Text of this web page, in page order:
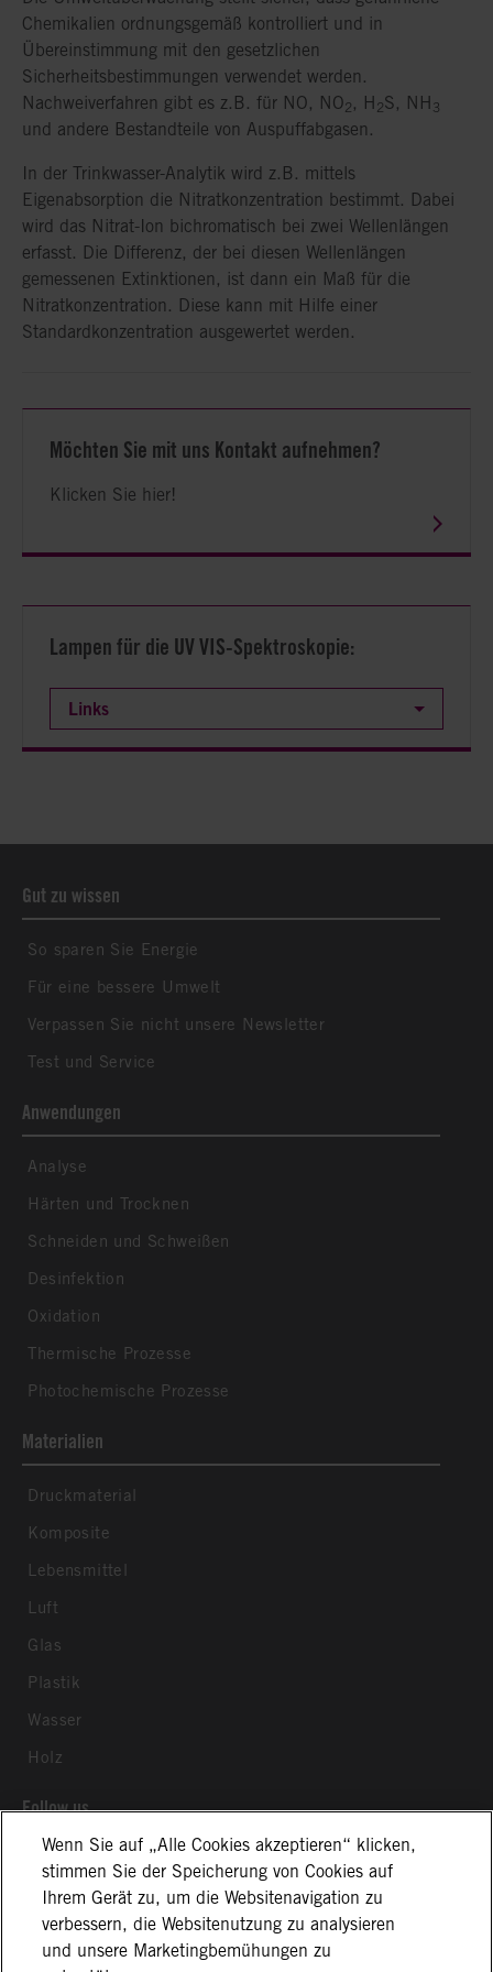
Chemikalien ordnungsgemäß kontrolliert und in
Übereinstimmung mit den gesetzlichen
Sicherheitsbestimmungen verwendet werden.
Nachweiverfahren gibt es z.B. für NO, NO2 , H 2S, NH 3
und andere Bestandteile von Auspuffabgasen.
In der Trinkwasser-Analytik wird z.B. mittels
Eigenabsorption die Nitratkonzentration bestimmt. Dabei
wird das Nitrat-Ion bichromatisch bei zwei Wellenlängen
erfasst. Die Differenz, der bei diesen Wellenlängen
gemessenen Extinktionen, ist dann ein Maß für die
Nitratkonzentration. Diese kann mit Hilfe einer
Standardkonzentration ausgewertet werden.
Nachweisverfahren für z.B. NO, NO2, H
anderen Bestandteile von Auspuffabgasen, dienen der
Prozessüberwachung in der Industrie.
erstellt – ohne invasive Intervention.
Möchten Sie mit uns Kontakt aufnehmen?
Klicken Sie hier!
Lampen für die UV VIS-Spektroskopie:
Links
Gut zu wissen
So sparen Sie Energie
Für eine bessere Umwelt
Verpassen Sie nicht unsere Newsletter
Test und Service
Anwendungen
Analyse
Härten und Trocknen
Schneiden und Schweißen
Desinfektion
Oxidation
Thermische Prozesse
Photochemische Prozesse
Materialien
Druckmaterial
Komposite
Lebensmittel
Luft
Glas
Plastik
Wasser
Holz
Follow us
Allgemeine Geschäftsbedingungen Impressum
Wenn Sie auf „Alle Cookies akzeptieren“ klicken,
stimmen Sie der Speicherung von Cookies auf
Ihrem Gerät zu, um die Websitenavigation zu
verbessern, die Websitenutzung zu analysieren
und unsere Marketingbemühungen zu